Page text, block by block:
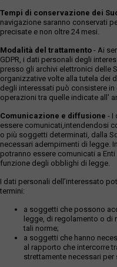
Tempi di conservazione dei
navigazione saranno conservati
precisate e non oltre 24 mesi.
Modalità del trattamento - Ai
GDPR, i dati personali degli
presso gli archivi elettronici delle
organizzative volte alla tutela dei
degli interessati può consistere
operazioni tra quelle indicate all'
Comunicazione e diffusione - I
essere comunicati,intendendosi
o più soggetti determinati, dalla
necessari adempimenti di legge.
potranno essere comunicati a
funzione degli obblighi di legge.
I dati personali dell’interessato
termini:
a soggetti che possono
legge, di regolamento o di
tali norme;
a soggetti che hanno
al rapporto che intercorre
strettamente necessari